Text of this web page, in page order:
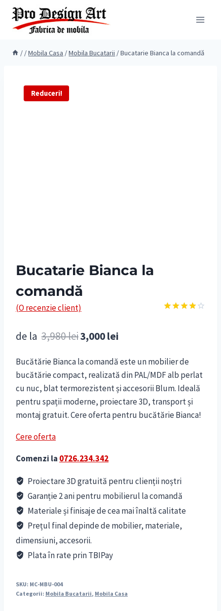
Skip
content
/ /Mobila Casa /Mobila Bucatarii /Bucatarie Bianca la comandă
Reduceri!
Bucatarie Bianca la
comandă
singure
(O recenzie client)
de la 3,980leiPrețul
a
fost:
3,980 lei.
3,000lei
este:
3,000 lei.
Bucătărie Bianca la comandă este un mobilier de
bucătărie compact, realizată din PAL/MDF alb perlat
cu nuc, blat termorezistent și accesorii Blum. Ideală
pentru spații moderne, proiectare 3D, transport și
montaj gratuit. Cere oferta pentru bucătărie Bianca!
Cere oferta
Comenzi la 0726.234.342
Proiectare 3D gratuită pentru clienții noștri
Garanție 2 ani pentru mobilierul la comandă
Materiale și finisaje de cea mai înaltă calitate
Prețul final depinde de mobilier, materiale,
dimensiuni, accesorii.
Plata în rate prin TBIPay
SKU: MC-MBU-004
Categorii: Mobila Bucatarii, Mobila Casa